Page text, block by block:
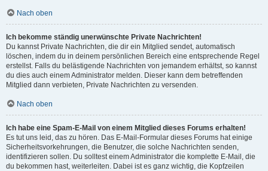
Nach oben
Ich bekomme ständig unerwünschte Private Nachrichten!
Du kannst Private Nachrichten, die dir ein Mitglied sendet, automatisch
löschen, indem du in deinem persönlichen Bereich eine entsprechende Regel
erstellst. Falls du belästigende Nachrichten von jemandem erhältst, so kannst
du dies auch einem Administrator melden. Dieser kann dem betreffenden
Mitglied dann verbieten, Private Nachrichten zu versenden.
Nach oben
Ich habe eine Spam-E-Mail von einem Mitglied dieses Forums erhalten!
Es tut uns leid, das zu hören. Das E-Mail-Formular dieses Forums hat einige
Sicherheitsvorkehrungen, die Benutzer, die solche Nachrichten senden,
identifizieren sollen. Du solltest einem Administrator die komplette E-Mail, die
du bekommen hast, weiterleiten. Dabei ist es ganz wichtig, die Kopfzeilen